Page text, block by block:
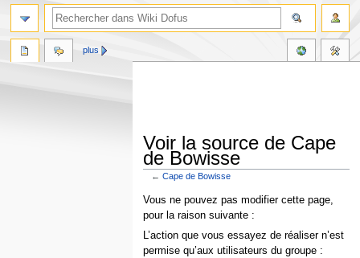
Voir la source de Cape
de Bowisse
←Cape de Bowisse
Aller
à
la
navigation
Aller
à
la
recherche
Vous ne pouvez pas modifier cette page,
pour la raison suivante :
L’action que vous essayez de réaliser n’est
permise qu’aux utilisateurs du groupe :
plus